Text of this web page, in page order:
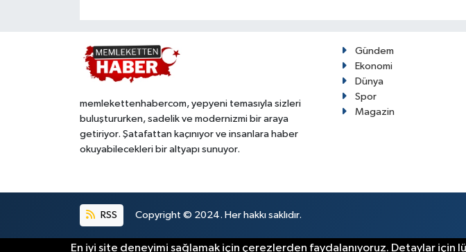
memlekettenhabercom, yepyeni temasıyla sizleri
buluştururken, sadelik ve modernizmi bir araya
getiriyor. Şatafattan kaçınıyor ve insanlara haber
okuyabilecekleri bir altyapı sunuyor.
Gündem
Ekonomi
Dünya
Spor
Magazin
RSS Copyright © 2024. Her hakkı saklıdır.
En iyi site deneyimi sağlamak için çerezlerden faydalanıyoruz. Detaylar için